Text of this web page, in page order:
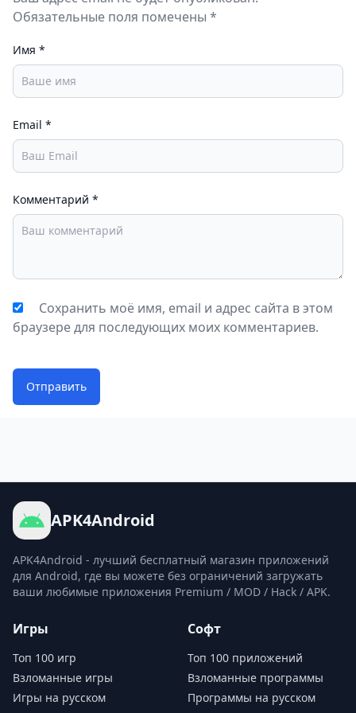
Обязательные поля помечены *
Имя *
Email *
Комментарий *
Сохранить моё имя, email и адрес сайта в этом
браузере для последующих моих комментариев.
Отправить
APK4Android
APK4Android - лучший бесплатный магазин приложений
для Android, где вы можете без ограничений загружать
ваши любимые приложения Premium / MOD / Hack / APK.
Игры
Топ 100 игр
Взломанные игры
Игры на русском
Софт
Топ 100 приложений
Взломанные программы
Программы на русском